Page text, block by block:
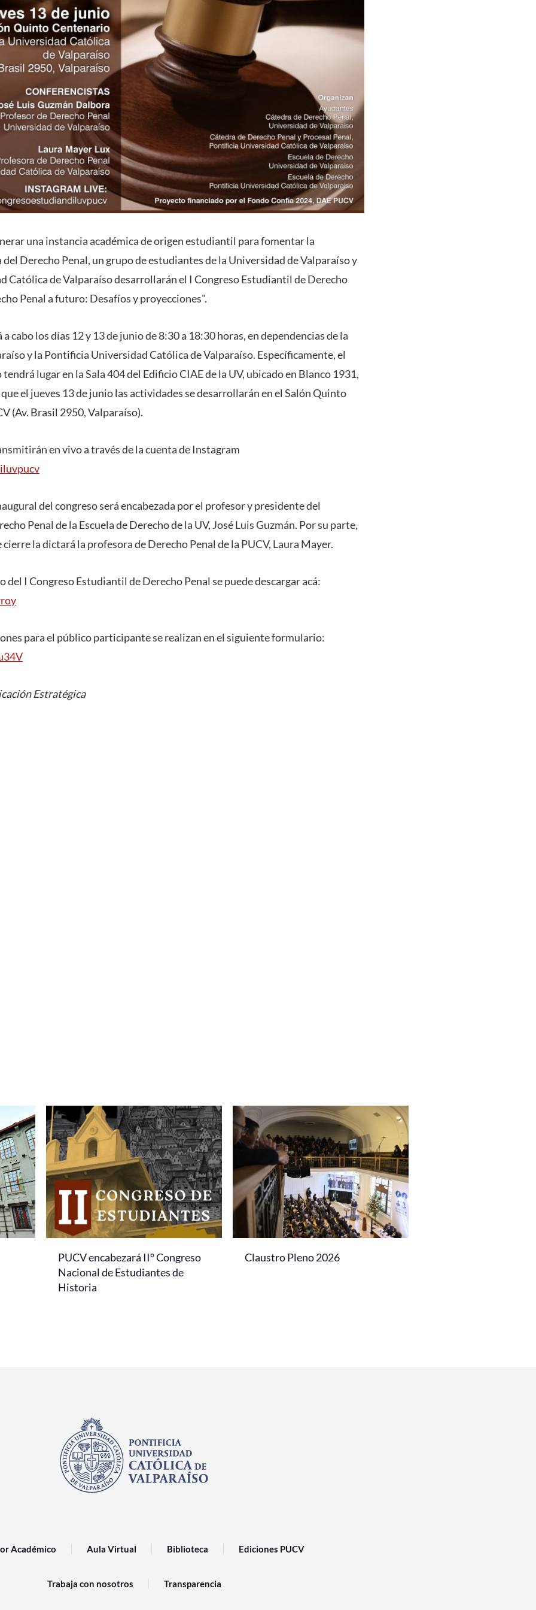
una instancia académica de origen estudiantil para fomentar la
Derecho Penal, un grupo de estudiantes de la Universidad de Valparaíso y
Católica de Valparaíso desarrollarán el I Congreso Estudiantil de Derecho
Penal a futuro: Desafíos y proyecciones".
cabo los días 12 y 13 de junio de 8:30 a 18:30 horas, en dependencias de la
y la Pontificia Universidad Católica de Valparaíso. Específicamente, el
lugar en la Sala 404 del Edificio CIAE de la UV, ubicado en Blanco 1931,
el jueves 13 de junio las actividades se desarrollarán en el Salón Quinto
(Av. Brasil 2950, Valparaíso).
en vivo a través de la cuenta de Instagram
del congreso será encabezada por el profesor y presidente del
Penal de la Escuela de Derecho de la UV, José Luis Guzmán. Por su parte,
la dictará la profesora de Derecho Penal de la PUCV, Laura Mayer.
del I Congreso Estudiantil de Derecho Penal se puede descargar acá:
para el público participante se realizan en el siguiente formulario:
Estratégica
PUCV encabezará II° Congreso
Nacional de Estudiantes de
Historia
Claustro Pleno 2026
Académico Aula Virtual Biblioteca Ediciones PUCV
Trabaja con nosotros Transparencia